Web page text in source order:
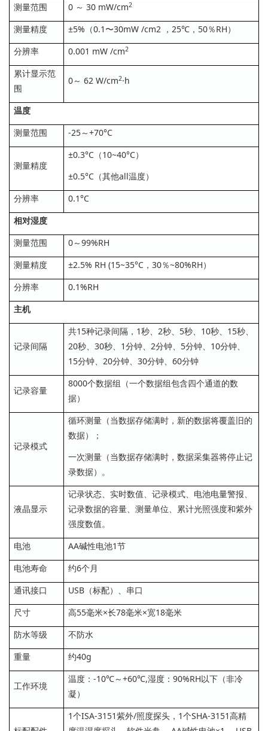
测量范围
0 ～ 30 mW/cm2
测量精度
±5%（0.1〜30mW /cm2 ，25℃，50％RH）
分辨率
0.001 mW /cm2
累计显示范
围
0～ 62 W/cm2·h
温度
测量范围
-25～+70°C
测量精度
±0.3°C（10~40°C）
±0.5°C（其他all温度）
分辨率
0.1°C
相对湿度
测量范围
0～99%RH
测量精度
±2.5% RH (15~35°C，30％~80%RH）
分辨率
0.1%RH
主机
记录间隔
共15种记录间隔，1秒、2秒、5秒、10秒、15秒、
20秒、30秒、1分钟、2分钟、5分钟、10分钟、
15分钟、20分钟、30分钟、60分钟
记录容量
8000个数据组（一个数据组包含四个通道的数
据）
记录模式
循环测量（当数据存储满时，新的数据将覆盖旧的
数据）；
一次测量（当数据存储满时，数据采集器将停止记
录数据）。
液晶显示
记录状态、实时数值、记录模式、电池电量警报、
记录数据的容量、测量单位、累计光照强度和紫外
强度数值。
电池
AA碱性电池1节
电池寿命
约6个月
通讯接口
USB（标配）、串口
尺寸
高55毫米×长78毫米×宽18毫米
防水等级
不防水
重量
约40g
工作环境
温度：-10℃～+60℃,湿度：90%RH以下（非冷
凝）
1个ISA-3151紫外/照度探头，1个SHA-3151高精